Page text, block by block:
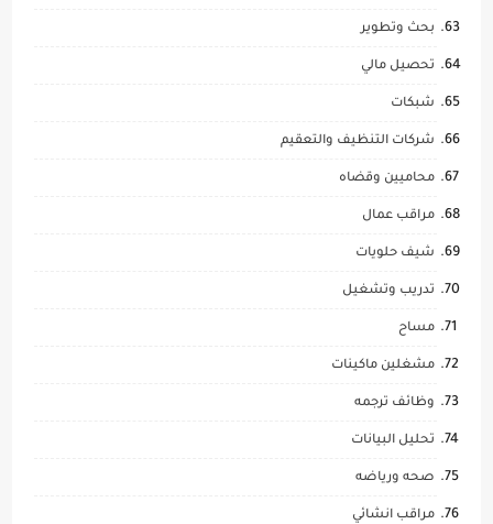
بحث وتطوير
تحصيل مالي
شبكات
شركات التنظيف والتعقيم
محاميين وقضاه
مراقب عمال
شيف حلويات
تدريب وتشغيل
مساح
مشغلين ماكينات
وظائف ترجمه
تحليل البيانات
صحه ورياضه
مراقب انشائي